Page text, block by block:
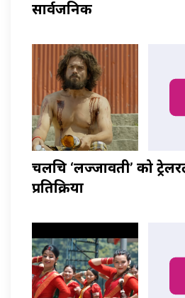
सार्वजनिक
चलचित्र ‘लज्जावती’ को
प्रतिक्रिया